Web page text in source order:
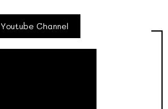
Youtube Channel